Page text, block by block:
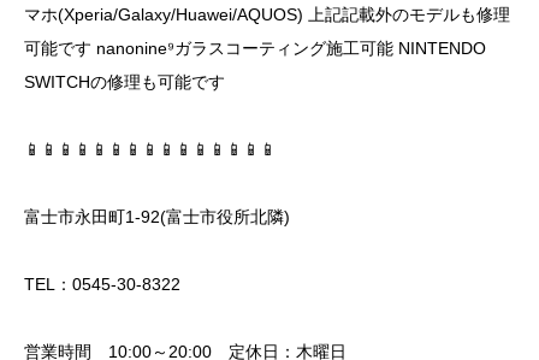
マホ(Xperia/Galaxy/Huawei/AQUOS) 上記記載外のモデルも修理
可能です nanonine⁹ガラスコーティング施工可能 NINTENDO
SWITCHの修理も可能です
📱📱📱📱📱📱📱📱📱📱📱📱📱📱📱
富士市永田町1-92(富士市役所北隣)
TEL：0545-30-8322
営業時間 10:00～20:00 定休日：木曜日